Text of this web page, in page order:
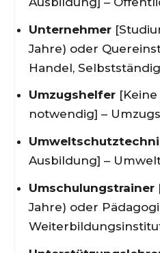
Unternehmer
Jahre) oder
Handel, Selbstständig
Umzugshelfer[Keine
notwendig] –
Ausbildung] –
Umschulungstrainer
Jahre) oder